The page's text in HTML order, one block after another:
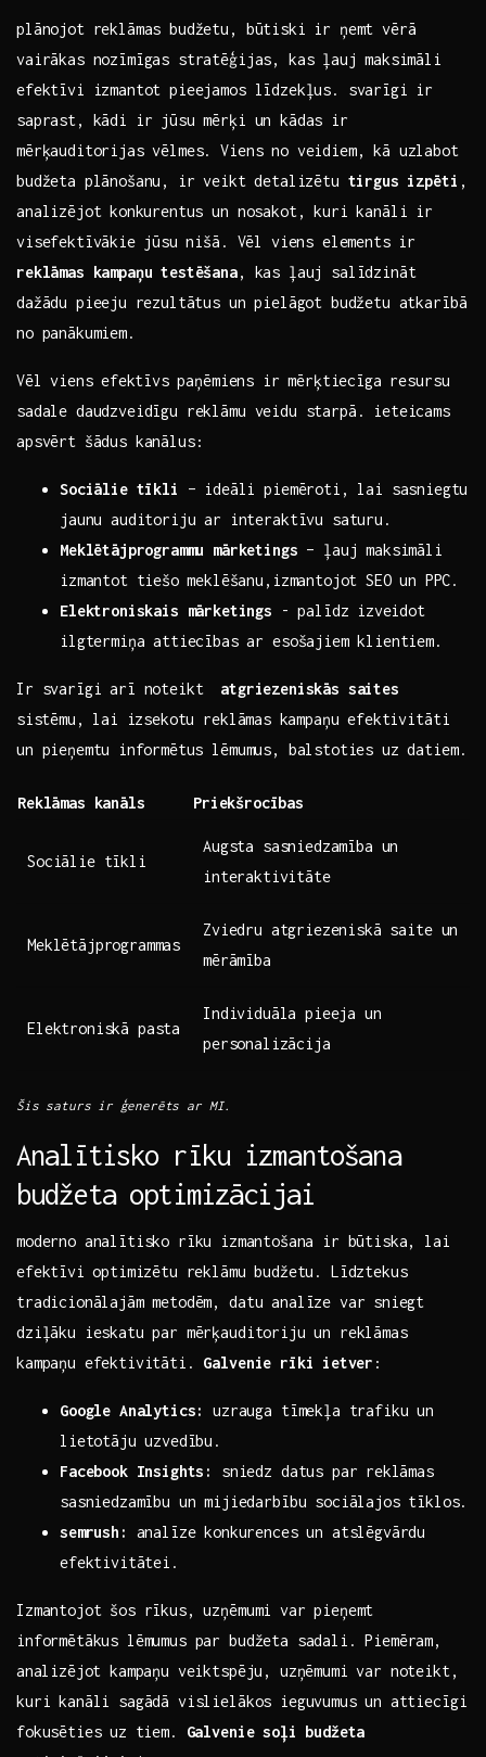
plānojot reklāmas budžetu, būtiski ir ņemt vērā
vairākas nozīmīgas stratēģijas, kas ļauj ⁢maksimāli
efektīvi izmantot pieejamos līdzekļus. ‍svarīgi ir
saprast, kādi ir jūsu mērķi un kādas ir
mērķauditorijas vēlmes. Viens no veidiem, kā uzlabot​
budžeta plānošanu, ir ⁢veikt detalizētu tirgus izpēti ,
analizējot⁤ konkurentus un​ nosakot, kuri kanāli ⁢ir
visefektīvākie⁤ jūsu⁣ nišā. Vēl viens​ elements ir⁣
reklāmas‍ kampaņu testēšana,‍ kas ļauj salīdzināt​
dažādu pieeju ⁤rezultātus un pielāgot budžetu atkarībā
no ‌panākumiem.
Vēl ⁣viens⁣ efektīvs⁢ paņēmiens ir mērķtiecīga resursu
sadale daudzveidīgu reklāmu veidu starpā. ieteicams
apsvērt šādus kanālus:
Sociālie tīkli
– ideāli piemēroti, lai sasniegtu
jaunu auditoriju ar interaktīvu saturu.
Meklētājprogrammu mārketings – ļauj maksimāli
izmantot tiešo⁤ meklēšanu,izmantojot SEO un⁢ PPC.
Elektroniskais mārketings -⁣ palīdz ⁢izveidot
ilgtermiņa ‍attiecības ar esošajiem klientiem.
Ir svarīgi arī noteikt ‍ atgriezeniskās ‍saites
⁤sistēmu,⁣ lai izsekotu reklāmas⁢ kampaņu efektivitāti
un pieņemtu⁣ informētus lēmumus, balstoties uz datiem.
Reklāmas kanāls Priekšrocības
Sociālie tīkli
Augsta‌ sasniedzamība un
interaktivitāte
Meklētājprogrammas
Zviedru atgriezeniskā saite un
mērāmība
Elektroniskā pasta
Individuāla pieeja un
personalizācija
Šis saturs ir⁣ ģenerēts ar MI.
Analītisko rīku izmantošana
budžeta ⁤optimizācijai
moderno analītisko rīku⁤ izmantošana ir būtiska, ⁣lai
efektīvi ⁢optimizētu reklāmu budžetu. Līdztekus
tradicionālajām metodēm, ‌datu analīze var⁣ sniegt
dziļāku ieskatu par mērķauditoriju un reklāmas
‍kampaņu efektivitāti. Galvenie rīki⁣ ietver :
Google Analytics:
uzrauga tīmekļa trafiku un‍
lietotāju uzvedību.
Facebook ​Insights:
sniedz datus par⁤ reklāmas
sasniedzamību un‍ mijiedarbību sociālajos tīklos.
semrush:
analīze konkurences ​un atslēgvārdu
efektivitātei.
Izmantojot šos rīkus,‌ uzņēmumi​ var ‌pieņemt
informētākus lēmumus par budžeta sadali. Piemēram,
⁢analizējot kampaņu veiktspēju, uzņēmumi var noteikt,
kuri kanāli ‌sagādā vislielākos ‌ieguvumus un⁣ attiecīgi
fokusēties⁣ uz tiem. Galvenie soļi budžeta